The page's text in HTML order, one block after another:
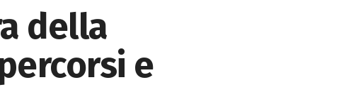
della
e